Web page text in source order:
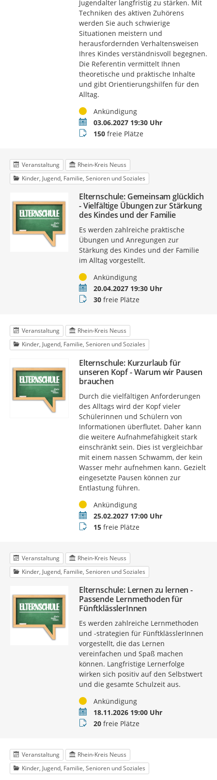
Jugendalter langfristig zu stärken. Mit
Techniken des aktiven Zuhörens
werden Sie auch schwierige
Situationen meistern und
herausfordernden Verhaltensweisen
Ihres Kindes verständnisvoll begegnen.
Die Referentin vermittelt Ihnen
theoretische und praktische Inhalte
und gibt Orientierungshilfen für den
Alltag.
StatusAnkündigung
Termin03.06.2027 19:30 Uhr
Buchungsstatus
150freie Plätze
Veranstaltung
Rhein-Kreis Neuss
Kinder, Jugend, Familie, Senioren und Soziales
Elternschule: Gemeinsam glücklich
- Vielfältige Übungen zur Stärkung
des Kindes und der Familie
Es werden zahlreiche praktische
Übungen und Anregungen zur
Stärkung des Kindes und der Familie
im Alltag vorgestellt.
StatusAnkündigung
Termin20.04.2027 19:30 Uhr
Buchungsstatus
30freie Plätze
Veranstaltung
Rhein-Kreis Neuss
Kinder, Jugend, Familie, Senioren und Soziales
Elternschule: Kurzurlaub für
unseren Kopf - Warum wir Pausen
brauchen
Durch die vielfältigen Anforderungen
des Alltags wird der Kopf vieler
Schülerinnen und Schülern von
Informationen überflutet. Daher kann
die weitere Aufnahmefähigkeit stark
einschränkt sein. Dies ist vergleichbar
mit einem nassen Schwamm, der kein
Wasser mehr aufnehmen kann. Gezielt
eingesetzte Pausen können zur
Entlastung führen.
StatusAnkündigung
Termin25.02.2027 17:00 Uhr
Buchungsstatus
15freie Plätze
Veranstaltung
Rhein-Kreis Neuss
Kinder, Jugend, Familie, Senioren und Soziales
Elternschule: Lernen zu lernen -
Passende Lernmethoden für
FünftklässlerInnen
Es werden zahlreiche Lernmethoden
und -strategien für FünftklässlerInnen
vorgestellt, die das Lernen
vereinfachen und Spaß machen
können. Langfristige Lernerfolge
wirken sich positiv auf den Selbstwert
und die gesamte Schulzeit aus.
StatusAnkündigung
Termin18.11.2026 19:00 Uhr
Buchungsstatus
20freie Plätze
Veranstaltung
Rhein-Kreis Neuss
Kinder, Jugend, Familie, Senioren und Soziales